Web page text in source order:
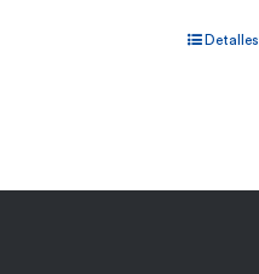
Detalles